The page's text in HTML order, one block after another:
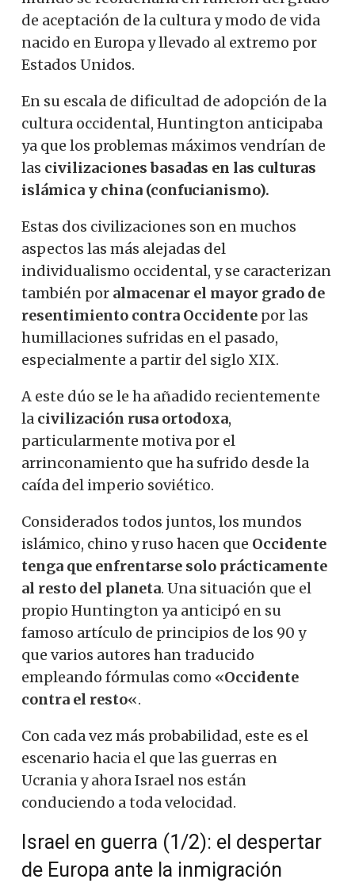
de aceptación de la cultura y modo de vida
nacido en Europa y llevado al extremo por
Estados Unidos.
En su escala de dificultad de adopción de la
cultura occidental, Huntington anticipaba
ya que los problemas máximos vendrían de
las civilizaciones basadas en las culturas
islámica y china (confucianismo).
Estas dos civilizaciones son en muchos
aspectos las más alejadas del
individualismo occidental, y se caracterizan
también por almacenar el mayor grado de
resentimiento contra Occidente por las
humillaciones sufridas en el pasado,
especialmente a partir del siglo XIX.
A este dúo se le ha añadido recientemente
la civilización rusa ortodoxa,
particularmente motiva por el
arrinconamiento que ha sufrido desde la
caída del imperio soviético.
Considerados todos juntos, los mundos
islámico, chino y ruso hacen que Occidente
tenga que enfrentarse solo prácticamente
al resto del planeta. Una situación que el
propio Huntington ya anticipó en su
famoso artículo de principios de los 90 y
que varios autores han traducido
empleando fórmulas como «Occidente
contra el resto«.
Con cada vez más probabilidad, este es el
escenario hacia el que las guerras en
Ucrania y ahora Israel nos están
conduciendo a toda velocidad.
Israel en guerra (1/2): el despertar
de Europa ante la inmigración